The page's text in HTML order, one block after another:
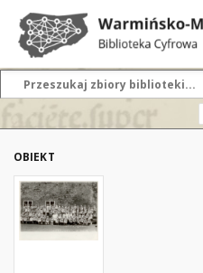
OBIEKT